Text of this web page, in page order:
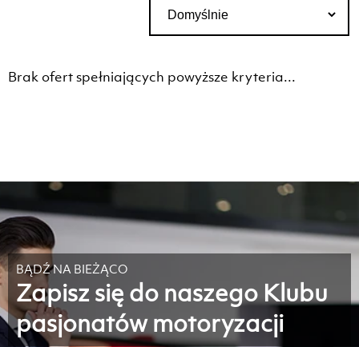
Brak ofert spełniających powyższe kryteria...
BĄDŹ NA BIEŻĄCO
Zapisz się do naszego Klubu
pasjonatów motoryzacji